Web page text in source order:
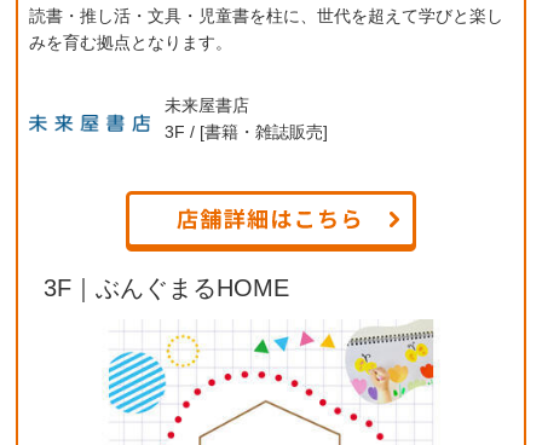
読書・推し活・文具・児童書を柱に、世代を超えて学びと楽し
みを育む拠点となります。
未来屋書店
3F / [書籍・雑誌販売]
3F｜ぶんぐまるHOME